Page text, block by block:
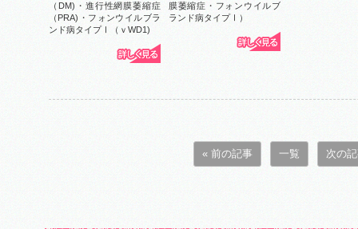
（DM)・進行性網膜萎縮症
（PRA)・フォンウイルブラ
ンド病タイプⅠ（ｖWD1)
膜萎縮症・フォンウイルブ
ランド病タイプⅠ）
« 前の記事 一覧 次の